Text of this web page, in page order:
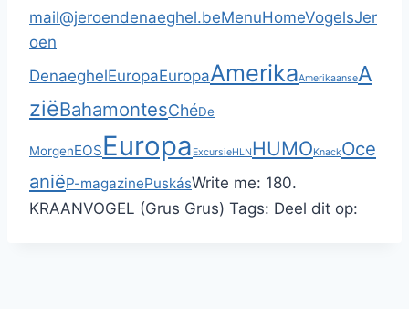
mail@jeroendenaeghel.beMenuHomeVogelsJer
oen
DenaeghelEuropaEuropaAmerikaAmerikaanseA
ziëBahamontesChéDe
MorgenEOSEuropa ExcursieHLNHUMOKnackOce
aniëP-magazinePuskásWrite me: 180.
KRAANVOGEL (Grus Grus) Tags: Deel dit op: